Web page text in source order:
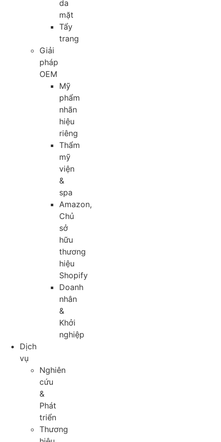
da
mặt
Tẩy
trang
Giải
pháp
OEM
Mỹ
phẩm
nhãn
hiệu
riêng
Thẩm
mỹ
viện
&
spa
Amazon,
Chủ
sở
hữu
thương
hiệu
Shopify
Doanh
nhân
&
Khởi
nghiệp
Dịch
vụ
Nghiên
cứu
&
Phát
triển
Thương